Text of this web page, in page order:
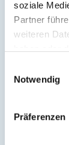
soziale
Partner
weiteren
Notwendig
Präferenzen